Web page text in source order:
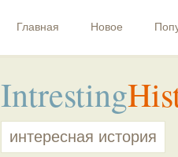
Главная Новое
Intresting
интересная история